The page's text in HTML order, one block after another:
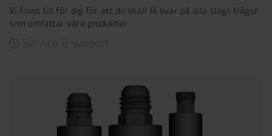
Vi finns till för dig för att du skall få svar på alla slags frågor
som omfattar våra produkter.
Service & support